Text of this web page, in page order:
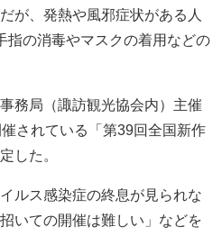
が、発熱や風邪症状がある人
指の消毒やマスクの着用などの
務局（諏訪観光協会内）主催
されている「第39回全国新作
した。
ルス感染症の終息が見られな
いての開催は難しい」などを